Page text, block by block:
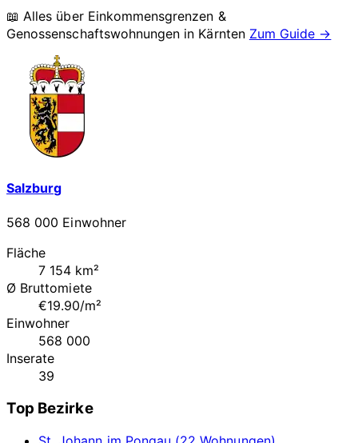
📖 Alles über Einkommensgrenzen &
Genossenschaftswohnungen in Kärnten Zum Guide →
Salzburg
568 000 Einwohner
Fläche
7 154 km²
Ø Bruttomiete
€19.90/m²
Einwohner
568 000
Inserate
39
Top Bezirke